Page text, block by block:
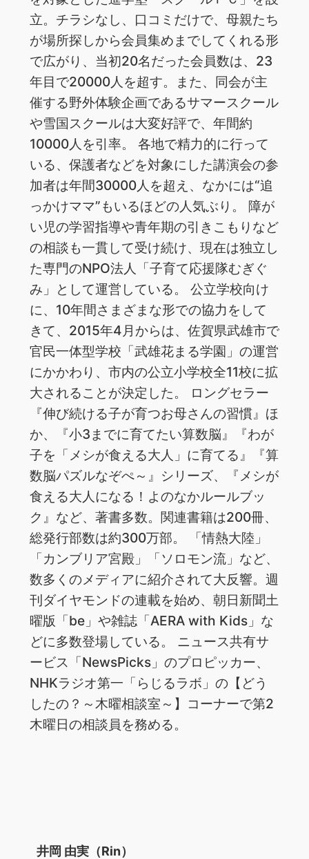
立。チラシなし、口コミだけで、母親たち
が場所探しから会員集めまでしてくれる形
で広がり、当初20名だった会員数は、23
年目で20000人を超す。また、同会が主
催する野外体験企画であるサマースクール
や雪国スクールは大変好評で、年間約
10000人を引率。 各地で精力的に行って
いる、保護者などを対象にした講演会の参
加者は年間30000人を超え、なかには“追
っかけママ”もいるほどの人気ぶり。 障が
い児の学習指導や青年期の引きこもりなど
の相談も一貫して受け続け、現在は独立し
た専門のNPO法人「子育て応援隊むぎぐ
み」として運営している。 公立学校向け
に、10年間さまざまな形での協力をして
きて、2015年4月からは、佐賀県武雄市で
官民一体型学校「武雄花まる学園」の運営
にかかわり、市内の公立小学校全11校に拡
大されることが決定した。 ロングセラー
『伸び続ける子が育つお母さんの習慣』ほ
か、『小3までに育てたい算数脳』『わが
子を「メシが食える大人」に育てる』『算
数脳パズルなぞぺ～』シリーズ、『メシが
食える大人になる！よのなかルールブッ
ク』など、著書多数。関連書籍は200冊、
総発行部数は約300万部。 「情熱大陸」
「カンブリア宮殿」「ソロモン流」など、
数多くのメディアに紹介されて大反響。週
刊ダイヤモンドの連載を始め、朝日新聞土
曜版「be」や雑誌「AERA with Kids」な
どに多数登場している。 ニュース共有サ
ービス「NewsPicks」のプロピッカー、
NHKラジオ第一「らじるラボ」の【どう
したの？～木曜相談室～】コーナーで第2
木曜日の相談員を務める。
井岡 由実（Rin）